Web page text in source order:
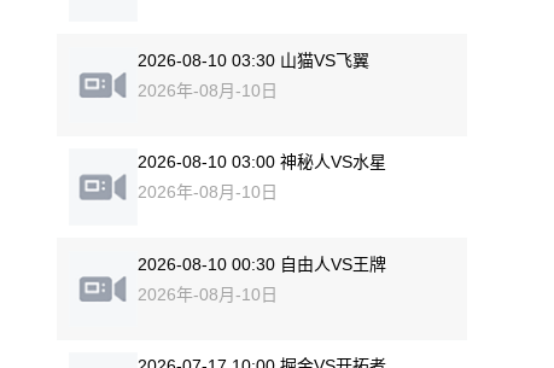
2026-08-10 03:30 山猫VS飞翼
2026年-08月-10日
2026-08-10 03:00 神秘人VS水星
2026年-08月-10日
2026-08-10 00:30 自由人VS王牌
2026年-08月-10日